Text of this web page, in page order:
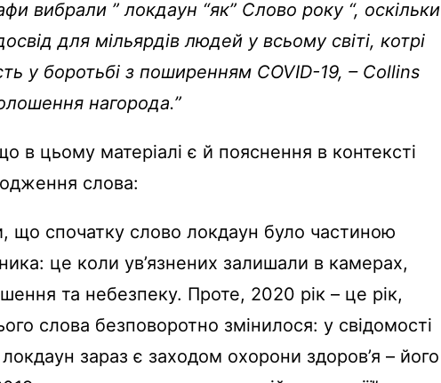
вибрали ” локдаун “як” Слово року “, оскільки
для мільярдів людей у всьому світі, котрі
у боротьбі з поширенням COVID-19, – Collins
нагорода.”
в цьому матеріалі є й пояснення в контексті
слова:
що спочатку слово локдаун було частиною
це коли ув’язнених залишали в камерах,
та небезпеку. Проте, 2020 рік – це рік,
слова безповоротно змінилося: у свідомості
зараз є заходом охорони здоров’я – його